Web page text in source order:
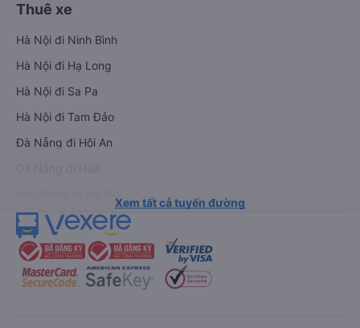
Thuê xe
Hà Nội đi Ninh Bình
Hà Nội đi Hạ Long
Hà Nội đi Sa Pa
Hà Nội đi Tam Đảo
Đà Nẵng đi Hội An
Xem tất cả tuyến đường